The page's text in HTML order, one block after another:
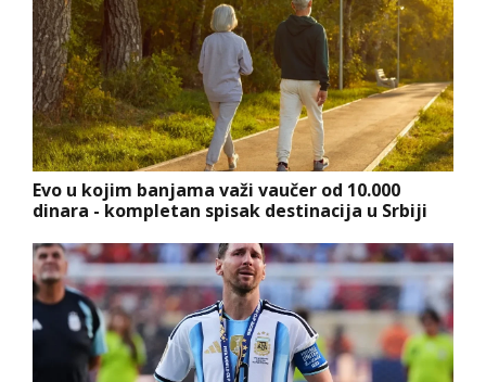
Evo u kojim banjama važi vaučer od 10.000
dinara - kompletan spisak destinacija u Srbiji